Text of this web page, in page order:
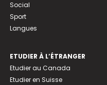
Social
Sport
Langues
ETUDIER À L’ÉTRANGER
Etudier au Canada
Etudier en Suisse